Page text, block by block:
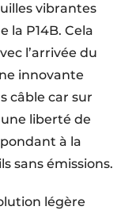
vibrantes
la P14B. Cela
l’arrivée du
innovante
câble car sur
liberté de
à la
sans émissions.
légère